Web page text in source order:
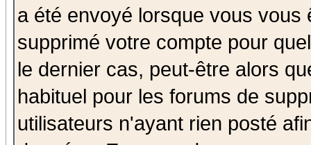
a été envoyé lorsque vous
supprimé votre compte pour
le dernier cas, peut-être alors
habituel pour les forums de
utilisateurs n'ayant rien posté